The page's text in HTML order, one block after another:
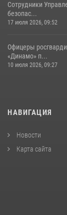
Сотрудники
безопас...
17 июля 2026, 09:52
Офицеры
«Динамо» п...
10 июля 2026, 09:27
НАВИГАЦИЯ
Новости
Карта сайта